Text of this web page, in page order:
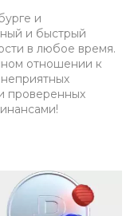
и
и быстрый
в любое время.
отношении к
проверенных